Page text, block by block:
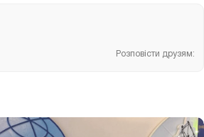
Розповісти друзям: